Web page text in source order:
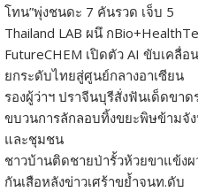
โทน”พุ่งชนดะ 7 คันรวด เจ็บ 5
Thailand LAB ผนึ ก
FutureCHEM เปิดตัว AI ขับเคลื่
ยกระดับไทยสู่ศูนย์กลางอาเซียน
รองผู้ว่าฯ ปราจีนบุรีสั่งฟันเด็ดขา
ขบวนการลักลอบทิ้งขยะพิษข้ามจั
และชุมชน
ชาวบ้านติดชายป่ารั้วห้วยขาแข้ง
กันเสือหลังข่าวเศร้าขย้ำจนท.ดับ